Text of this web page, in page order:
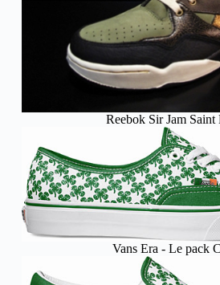
Reebok Sir Jam Saint
Vans Era - Le pack